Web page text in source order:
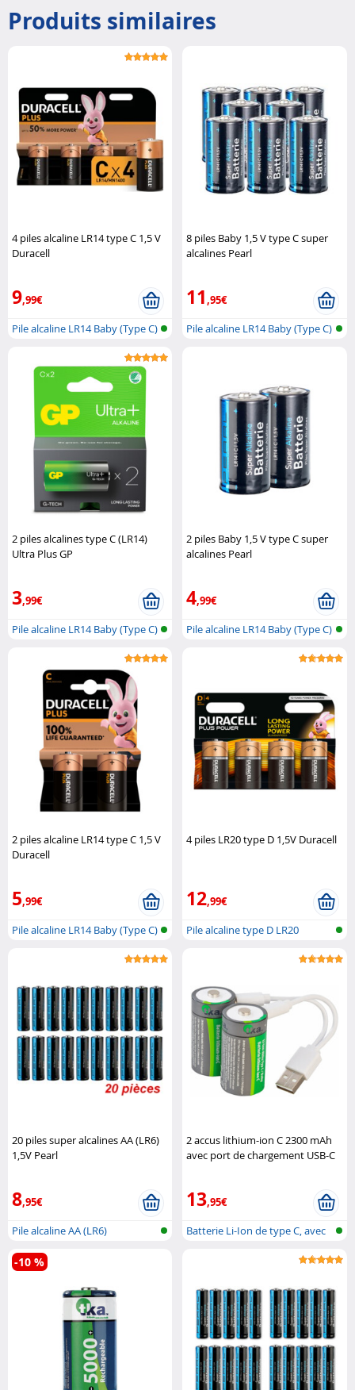
Produits similaires
4 piles alcaline LR14 type C 1,5 V
Duracell
9,99€
Pile alcaline LR14 Baby (Type C)
8 piles Baby 1,5 V type C super
alcalines Pearl
11,95€
Pile alcaline LR14 Baby (Type C)
2 piles alcalines type C (LR14)
Ultra Plus GP
3,99€
Pile alcaline LR14 Baby (Type C)
2 piles Baby 1,5 V type C super
alcalines Pearl
4,99€
Pile alcaline LR14 Baby (Type C)
2 piles alcaline LR14 type C 1,5 V
Duracell
5,99€
Pile alcaline LR14 Baby (Type C)
4 piles LR20 type D 1,5V Duracell
12,99€
Pile alcaline type D LR20
20 piles super alcalines AA (LR6)
1,5V Pearl
8,95€
Pile alcaline AA (LR6)
2 accus lithium-ion C 2300 mAh
avec port de chargement USB-C
13,95€
Batterie Li-Ion de type C, avec
-10 %